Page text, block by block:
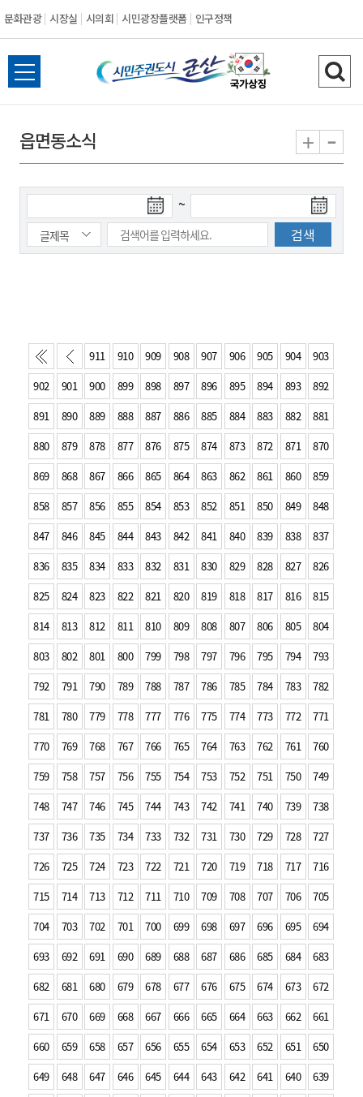
문화관광 시장실 시의회 시민광장플랫폼 인구정책
시
민
권
도
시
산
전
체
뉴
열
검
색
기
읍면동소식 + -
색
시
~
색
종
911 910 909 908 907 906 905 904
903
902
901 900 899 898 897 896 895 894 893
892
891
890 889 888 887 886 885 884 883 882
881
880
879 878 877 876 875 874 873 872 871
870
869
868 867 866 865 864 863 862 861 860
859
858
857 856 855 854 853 852 851 850 849
848
847
846 845 844 843 842 841 840 839 838
837
836
835 834 833 832 831 830 829 828 827
826
825
824 823 822 821 820 819 818 817 816
815
814
813 812 811 810 809 808 807 806 805
804
803
802 801 800 799 798 797 796 795 794
793
792
791 790 789 788 787 786 785 784 783
782
781
780 779 778 777 776 775 774 773 772
771
770
769 768 767 766 765 764 763 762 761
760
759
758 757 756 755 754 753 752 751 750
749
748
747 746 745 744 743 742 741 740 739
738
737
736 735 734 733 732 731 730 729 728
727
726
725 724 723 722 721 720 719 718 717
716
715
714 713 712 711 710 709 708 707 706
705
704
703 702 701 700 699 698 697 696 695
694
693
692 691 690 689 688 687 686 685 684
683
682
681 680 679 678 677 676 675 674 673
672
671
670 669 668 667 666 665 664 663 662
661
660
659 658 657 656 655 654 653 652 651
650
649
648 647 646 645 644 643 642 641 640
639